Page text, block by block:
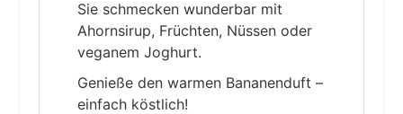
Sie schmecken wunderbar mit
Ahornsirup, Früchten, Nüssen oder
veganem Joghurt.
Genieße den warmen Bananenduft –
einfach köstlich!